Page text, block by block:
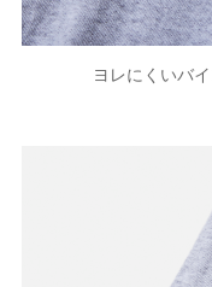
ヨレにくいバ